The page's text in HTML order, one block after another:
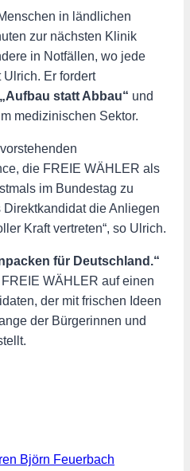
in ländlichen
zur nächsten Klinik
in Notfällen, wo jede
Ulrich. Er fordert
„Aufbau statt Abbau“ und
medizinischen Sektor.
die FREIE WÄHLER als
im Bundestag zu
Direktkandidat die Anliegen
Kraft vertreten“, so Ulrich.
für Deutschland.“
WÄHLER auf einen
der mit frischen Ideen
der Bürgerinnen und
Björn Feuerbach